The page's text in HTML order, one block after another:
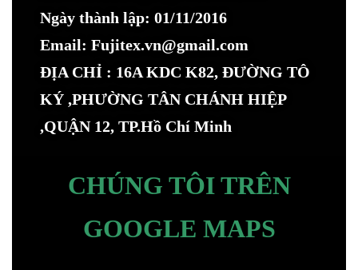
Ngày thành lập: 01/11/2016
Email: Fujitex.vn@gmail.com
ĐỊA CHỈ : 16A KDC K82, ĐƯỜNG TÔ
KÝ ,PHƯỜNG TÂN CHÁNH HIỆP
,QUẬN 12, TP.Hồ Chí Minh
CHÚNG TÔI TRÊN
GOOGLE MAPS